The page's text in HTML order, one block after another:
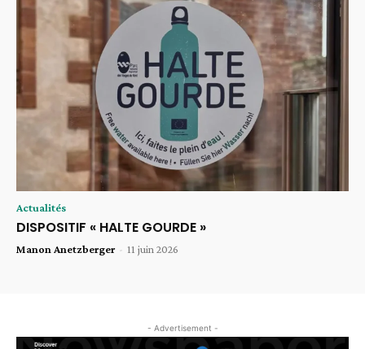
Actualités
DISPOSITIF « HALTE GOURDE »
Manon Anetzberger - 11 juin 2026
- Advertisement -